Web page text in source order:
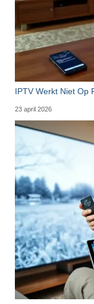
IPTV Werkt Niet Op
23 april 2026